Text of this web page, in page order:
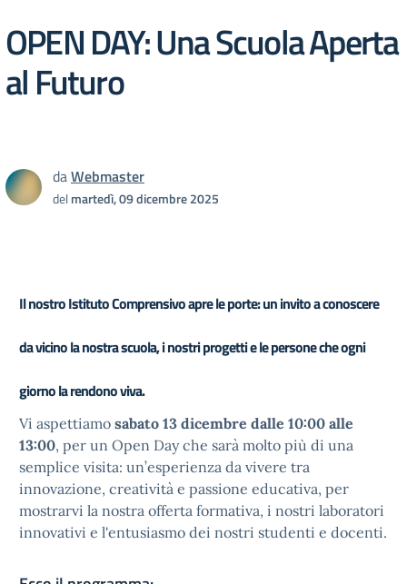
OPEN DAY: Una Scuola Aperta
al Futuro
daWebmaster
delmartedì, 09 dicembre 2025
Il nostro Istituto Comprensivo apre le porte: un invito a conoscere
da vicino la nostra scuola, i nostri progetti e le persone che ogni
giorno la rendono viva.
Vi aspettiamo sabato 13 dicembre dalle 10:00 alle
13:00, per un Open Day che sarà molto più di una
semplice visita: un’esperienza da vivere tra
innovazione, creatività e passione educativa, per
mostrarvi la nostra offerta formativa, i nostri laboratori
innovativi e l'entusiasmo dei nostri studenti e docenti.